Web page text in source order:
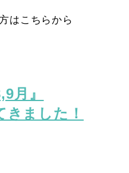
はこちらから
月』
ました！